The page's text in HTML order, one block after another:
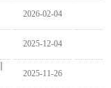
2026-02-04
2025-12-04
2025-11-26